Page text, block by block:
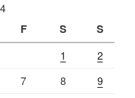
F S S
1
2
7 8
9